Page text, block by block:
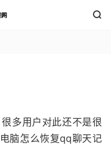

多用户对此还不是很
脑怎么恢复qq聊天记